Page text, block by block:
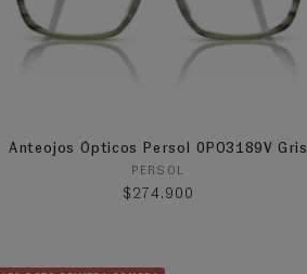
Anteojos Ópticos Persol 0PO3189V Gris
Proveedor:
PERSOL
Precio habitual
$274.900